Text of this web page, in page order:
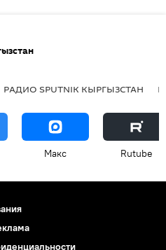
РАДИО SPUTNIK КЫРГЫЗСТАН
Макс Rutube